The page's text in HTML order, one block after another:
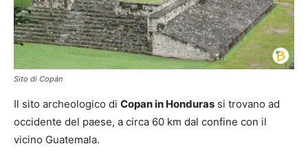
Sito di Copán
Il sito archeologico di Copan in Honduras si trovano ad
occidente del paese, a circa 60 km dal confine con il
vicino Guatemala.